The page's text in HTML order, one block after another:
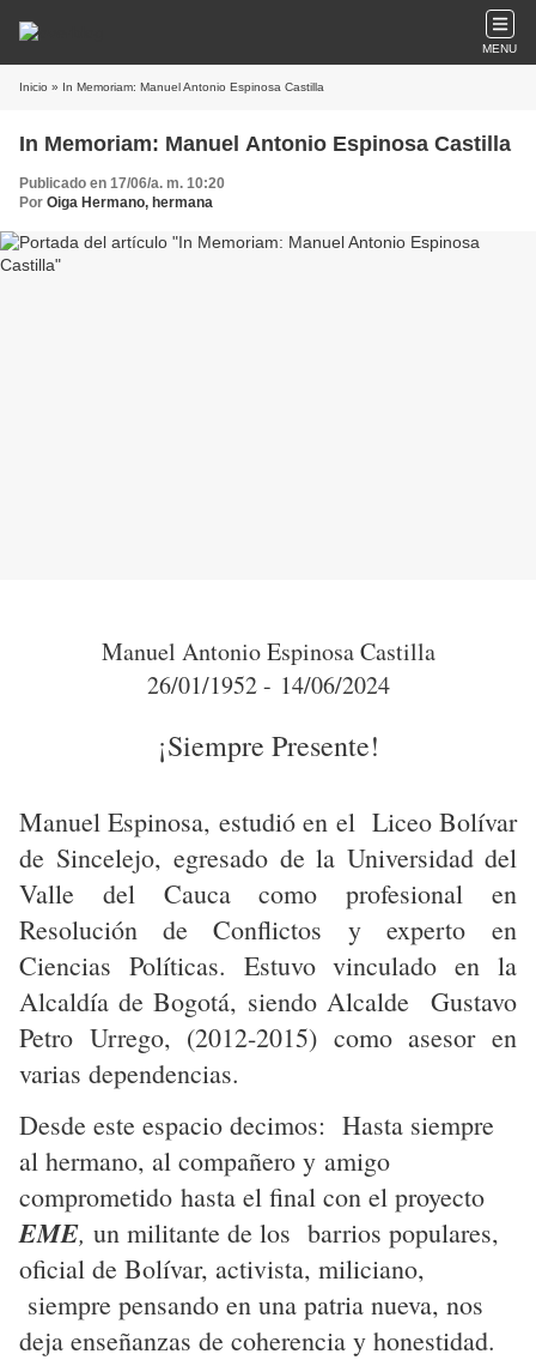
MENU
Inicio » In Memoriam: Manuel Antonio Espinosa Castilla
In Memoriam: Manuel Antonio Espinosa Castilla
Publicado en 17/06/a. m. 10:20
Por Oiga Hermano, hermana
Manuel Antonio Espinosa Castilla
26/01/1952 - 14/06/2024
¡Siempre Presente!
Manuel Espinosa, estudió en el Liceo Bolívar
de Sincelejo, egresado de la Universidad del
Valle del Cauca como profesional en
Resolución de Conflictos y experto en
Ciencias Políticas. Estuvo vinculado en la
Alcaldía de Bogotá, siendo Alcalde Gustavo
Petro Urrego, (2012-2015) como asesor en
varias dependencias.
Desde este espacio decimos: Hasta siempre
al hermano, al compañero y amigo
comprometido hasta el final con el proyecto
EME, un militante de los barrios populares,
oficial de Bolívar, activista, miliciano,
siempre pensando en una patria nueva, nos
deja enseñanzas de coherencia y honestidad.